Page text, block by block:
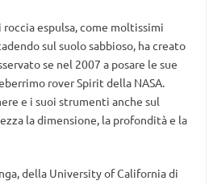
espulsa, come moltissimi
sul suolo sabbioso, ha creato
se nel 2007 a posare le sue
rover Spirit della NASA.
e i suoi strumenti anche sul
la dimensione, la profondità e la
della University of California di